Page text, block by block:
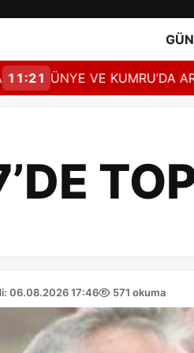
ÜNYE VE KUMRU’DA
06.08.2026 17:46 571 okuma